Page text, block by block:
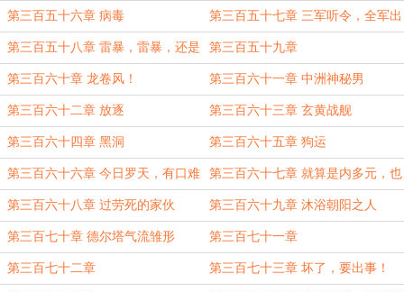
第三百五十六章 病毒 第三百五十七章 三军听令，全军出
击！
第三百五十八章 雷暴，雷暴，还是
雷暴！
第三百五十九章
第三百六十章 龙卷风！ 第三百六十一章 中洲神秘男
第三百六十二章 放逐 第三百六十三章 玄黄战舰
第三百六十四章 黑洞 第三百六十五章 狗运
第三百六十六章 今日罗天，有口难
辩
第三百六十七章 就算是内多元，也
不是不能干！
第三百六十八章 过劳死的家伙 第三百六十九章 沐浴朝阳之人
第三百七十章 德尔塔气流雏形 第三百七十一章
第三百七十二章 第三百七十三章 坏了，要出事！